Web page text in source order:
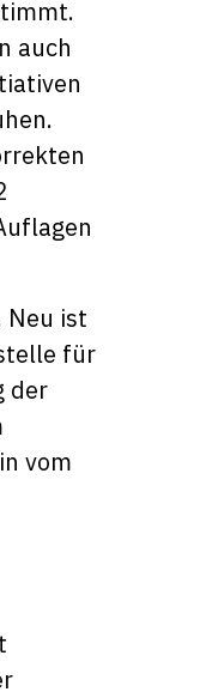
auch
Neu ist
für
der
vom